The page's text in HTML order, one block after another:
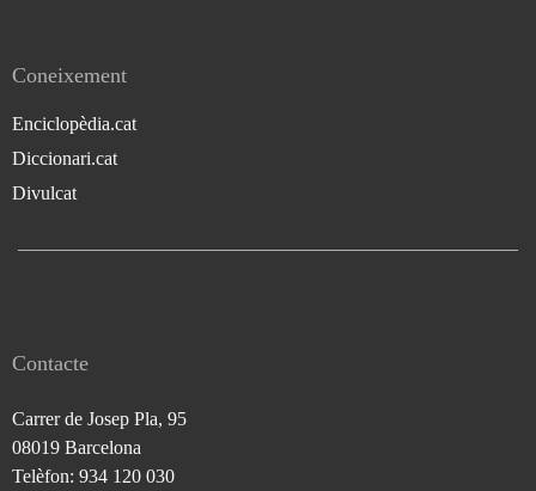
Coneixement
Enciclopèdia.cat
Diccionari.cat
Divulcat
Contacte
Carrer de Josep Pla, 95
08019 Barcelona
Telèfon: 934 120 030